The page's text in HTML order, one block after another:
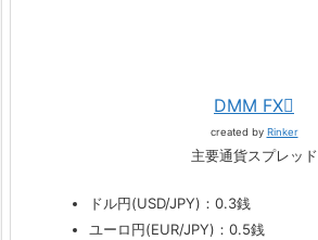
DMM FX
created by Rinker
主要通貨スプレッド
ドル円(USD/JPY)：0.3銭
ユーロ円(EUR/JPY)：0.5銭